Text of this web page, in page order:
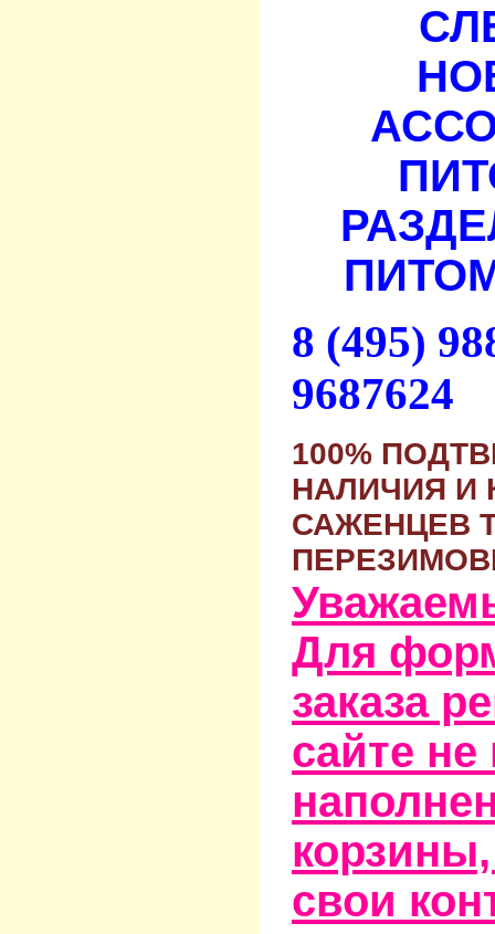
8 (495)
9687624
100%
НАЛИЧИЯ И
САЖЕНЦЕВ
Для
заказа
сайте
свои